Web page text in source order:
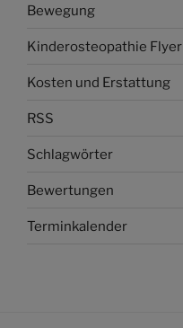
Bewegung
Kinderosteopathie Flyer
Kosten und Erstattung
RSS
Schlagwörter
Bewertungen
Terminkalender